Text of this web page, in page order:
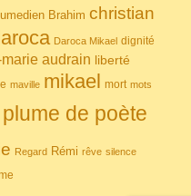
Brahim christian
Daroca Mikael dignité
audrain liberté
maville mikael mort mots
plume de poète
Regard Rémi rêve silence